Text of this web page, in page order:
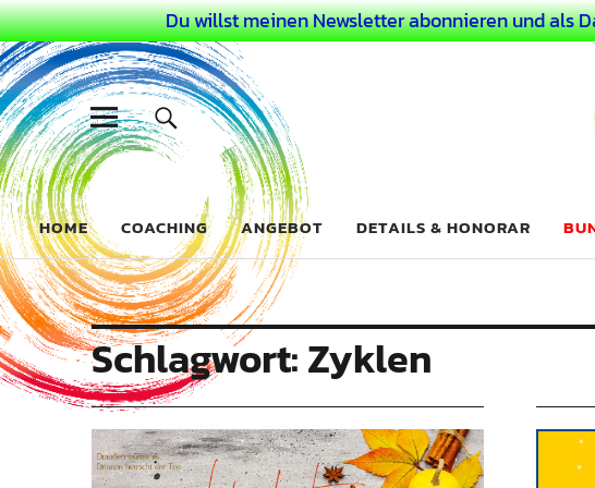
Du willst meinen Newsletter abonnieren und als
Dein Buntes
COACHING FÜR DEIN BUNTES LEBEN ALS AUSSERGEWÖHNLICHER MENSCH
HOME COACHING ANGEBOT DETAILS & HONORAR
Schlagwort:Zyklen